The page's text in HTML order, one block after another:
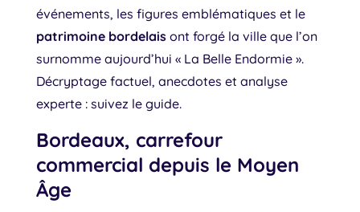
événements, les figures emblématiques et le
patrimoine bordelaisont forgé la ville que l’on
surnomme aujourd’hui « La Belle Endormie ».
Décryptage factuel, anecdotes et analyse
experte : suivez le guide.
Bordeaux, carrefour
commercial depuis le Moyen
Âge